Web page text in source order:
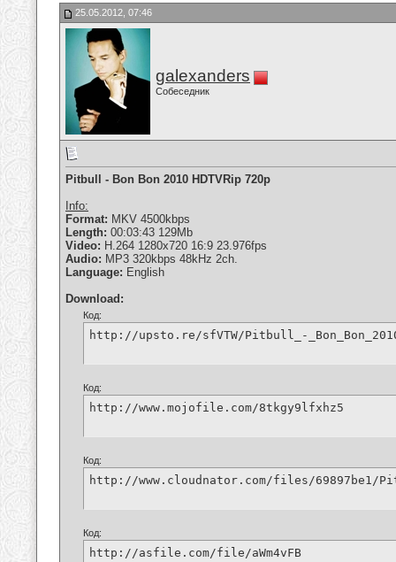
25.05.2012, 07:46
galexanders
Собеседник
Pitbull - Bon Bon 2010 HDTVRip 720p
Info:
Format: MKV 4500kbps
Length: 00:03:43 129Mb
Video: H.264 1280x720 16:9 23.976fps
Audio: MP3 320kbps 48kHz 2ch.
Language: English
Download:
Код:
http://upsto.re/sfVTW/Pitbull_-
Код:
http://www.mojofile.com/8tkgy9lfxhz5
Код:
http://www.cloudnator.com/files/69897be1/
Код:
http://asfile.com/file/aWm4vFB